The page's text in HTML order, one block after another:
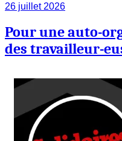
26 juillet 2026
Pour une auto-
des travailleur-